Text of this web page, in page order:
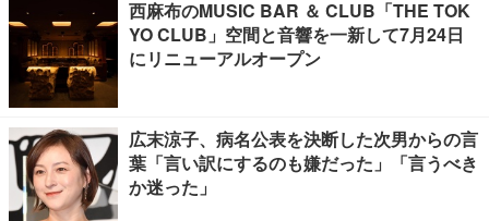
西麻布のMUSIC BAR ＆ CLUB「THE TOK
YO CLUB」空間と音響を一新して7月24日
にリニューアルオープン
広末涼子、病名公表を決断した次男からの言
葉「言い訳にするのも嫌だった」「言うべき
か迷った」